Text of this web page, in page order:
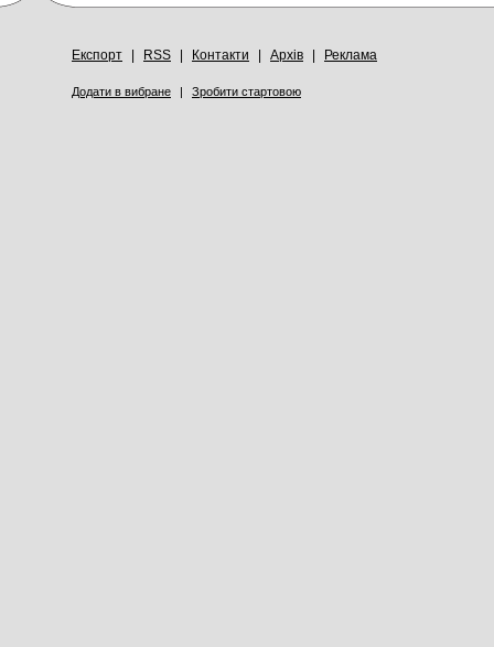
Експорт RSS Контакти Архів Реклама
Додати в вибране | Зробити стартовою